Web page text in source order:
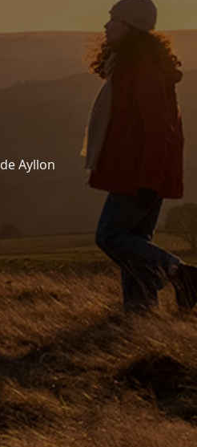
Ayllon